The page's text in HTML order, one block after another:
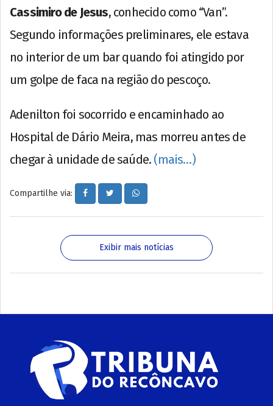
Cassimiro de Jesus, conhecido como “Van”.
Segundo informações preliminares, ele estava
no interior de um bar quando foi atingido por
um golpe de faca na região do pescoço.
Adenilton foi socorrido e encaminhado ao
Hospital de Dário Meira, mas morreu antes de
chegar à unidade de saúde. (mais…)
Compartilhe via:
Exibir mais notícias